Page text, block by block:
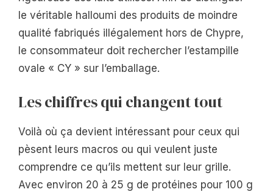
le véritable halloumi des produits de moindre
qualité fabriqués illégalement hors de Chypre,
le consommateur doit rechercher l’estampille
ovale « CY » sur l’emballage.
Les chiffres qui changent tout
Voilà où ça devient intéressant pour ceux qui
pèsent leurs macros ou qui veulent juste
comprendre ce qu’ils mettent sur leur grille.
Avec environ 20 à 25 g de protéines pour 100 g